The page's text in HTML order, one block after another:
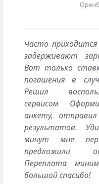
Часто
задерживают
Вот только
погашения в
Решил
сервисом
анкету,
результатов.
минут мне
предложили
Переплата
большой спасибо!